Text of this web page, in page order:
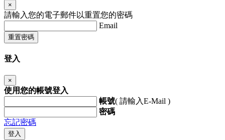
×
請輸入您的電子郵件以重置您的密碼
Email
重置密碼
登入
×
使用您的帳號登入
帳號( 請輸入E-Mail )
密碼
忘記密碼
登入